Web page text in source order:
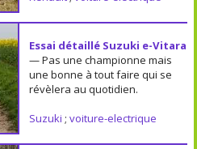
Essai détaillé Suzuki e-Vitara
— Pas une championne mais
une bonne à tout faire qui se
révèlera au quotidien.
Suzuki ; voiture-electrique